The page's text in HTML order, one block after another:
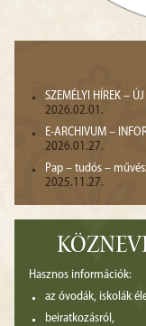
SZEMÉLYI HÍREK –
2026.02.01.
E-ARCHIVUM –
2026.01.27.
Pap – tudós –
2025.11.27.
Hasznos információk:
az óvodák, iskolák
beiratkozásról,